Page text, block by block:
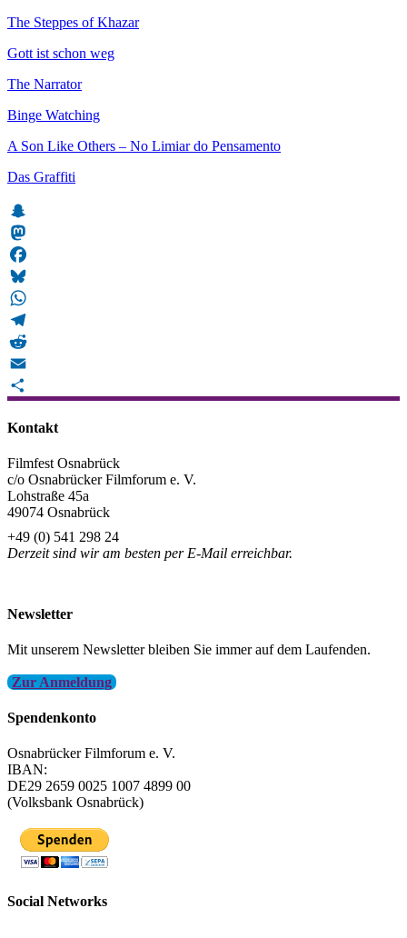
The Steppes of Khazar
Gott ist schon weg
The Narrator
Binge Watching
A Son Like Others – No Limiar do Pensamento
Das Graffiti
Snapchat
Mastodon
Facebook
Bluesky
WhatsApp
Telegram
Reddit
Email
Kontakt
Filmfest Osnabrück
c/o Osnabrücker Filmforum e. V.
Lohstraße 45a
49074 Osnabrück
+49 (0) 541 298 24
Derzeit sind wir am besten per E-Mail erreichbar.
Newsletter
Mit unserem Newsletter bleiben Sie immer auf dem Laufenden.
Zur Anmeldung
Spendenkonto
Osnabrücker Filmforum e. V.
IBAN:
DE29 2659 0025 1007 4899 00
(Volksbank Osnabrück)
Social Networks